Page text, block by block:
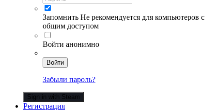
Запомнить Не рекомендуется для компьютеров с
общим доступом
Войти анонимно
Войти
Забыли пароль?
Sign in with Steam
Регистрация